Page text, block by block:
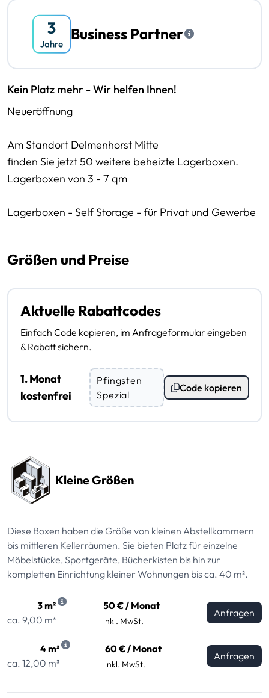
Business Partner
Kein Platz mehr - Wir helfen Ihnen!
Neueröffnung
Am Standort Delmenhorst Mitte
finden Sie jetzt 50 weitere beheizte Lagerboxen.
Lagerboxen von 3 - 7 qm
Lagerboxen - Self Storage - für Privat und Gewerbe
Größen und Preise
Aktuelle Rabattcodes
Einfach Code kopieren, im Anfrageformular eingeben
& Rabatt sichern.
1. Monat
kostenfrei
Pfingsten
Spezial
Code kopieren
Kleine Größen
Diese Boxen haben die Größe von kleinen Abstellkammern
bis mittleren Kellerräumen. Sie bieten Platz für einzelne
Möbelstücke, Sportgeräte, Bücherkisten bis hin zur
kompletten Einrichtung kleiner Wohnungen bis ca. 40 m².
3 m²
ca. 9,00 m³
50 € / Monat
inkl. MwSt.
Anfragen
4 m²
ca. 12,00 m³
60 € / Monat
inkl. MwSt.
Anfragen